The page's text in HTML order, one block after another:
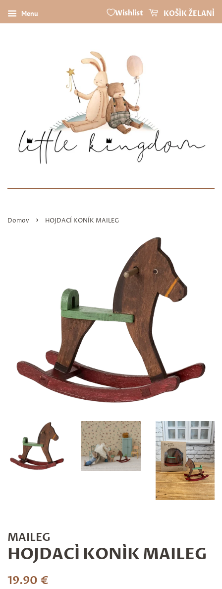
Menu KOŠÍK ŽELANÍ
Wishlist
Domov › HOJDACÍ KONÍK MAILEG
MAILEG
HOJDACÍ KONÍK MAILEG
Bežná
19.90 €